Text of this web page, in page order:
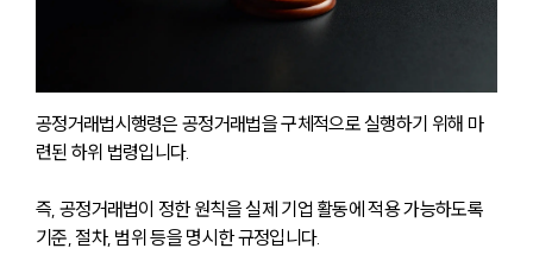
공정거래법시행령은 공정거래법을 구체적으로 실행하기 위해 마
련된 하위 법령입니다.
즉, 공정거래법이 정한 원칙을 실제 기업 활동에 적용 가능하도록
기준, 절차, 범위 등을 명시한 규정입니다.